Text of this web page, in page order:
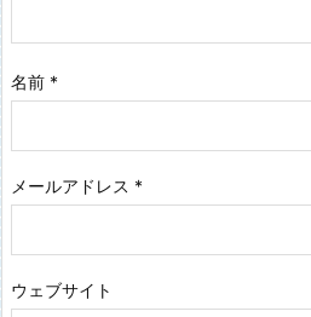
名前 *
メールアドレス *
ウェブサイト